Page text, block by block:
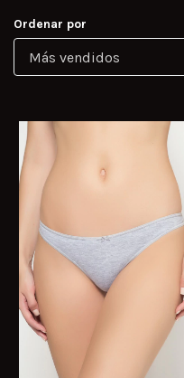
Ordenar por